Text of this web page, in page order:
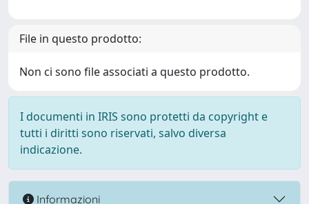
File in questo prodotto:
Non ci sono file associati a questo prodotto.
I documenti in IRIS sono protetti da copyright e
tutti i diritti sono riservati, salvo diversa
indicazione.
Informazioni